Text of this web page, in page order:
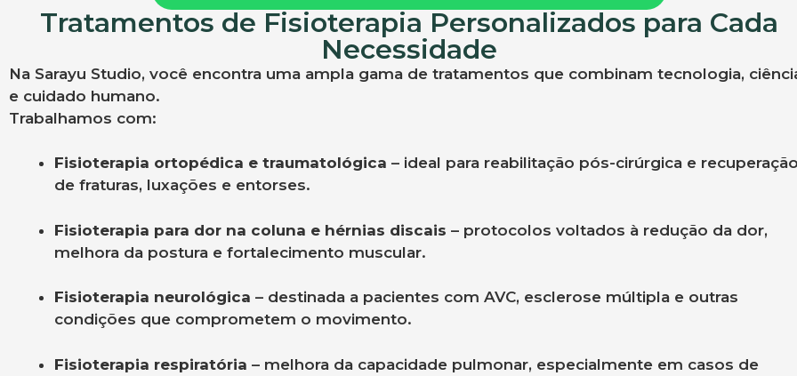
Tratamentos de Fisioterapia Personalizados para Cada
Necessidade
Na Sarayu Studio, você encontra uma ampla gama de tratamentos que combinam tecnologia,
e cuidado humano.
Trabalhamos com:
Fisioterapia ortopédica e traumatológica – ideal para reabilitação pós-cirúrgica e
de fraturas, luxações e entorses.
Fisioterapia para dor na coluna e hérnias discais – protocolos voltados à redução da dor,
melhora da postura e fortalecimento muscular.
Fisioterapia neurológica – destinada a pacientes com AVC, esclerose múltipla e outras
condições que comprometem o movimento.
Fisioterapia respiratória – melhora da capacidade pulmonar, especialmente em casos de